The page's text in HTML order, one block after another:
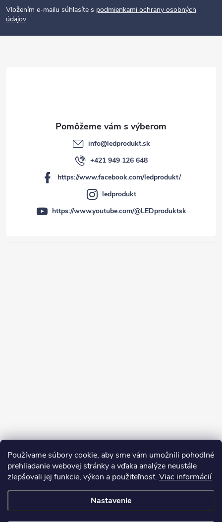
Používame súbory cookie, aby sme vám umožnili pohodlné
prehliadanie webovej stránky a vďaka analýze neustále
zlepšovali jej funkcie, výkon a použiteľnosť. Viac informácií
Nastavenie
t
Vložením e-mailu súhlasíte s podmienkami ochrany osobných
údajov
Sledovať na Instagrame
info@ledprodukt.sk
+421 949 126 648
https://www.facebook.com/ledprodukt/
ledprodukt
https://www.youtube.com/@LEDproduktsk